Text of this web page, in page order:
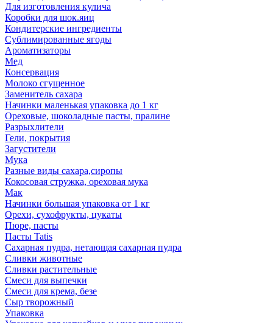
Для изготовления кулича
Коробки для шок.яиц
Кондитерские ингредиенты
Сублимированные ягоды
Ароматизаторы
Мед
Консервация
Молоко сгущенное
Заменитель сахара
Начинки маленькая упаковка до 1 кг
Ореховые, шоколадные пасты, пралине
Разрыхлители
Гели, покрытия
Загустители
Мука
Разные виды сахара,сиропы
Кокосовая стружка, ореховая мука
Мак
Начинки большая упаковка от 1 кг
Орехи, сухофрукты, цукаты
Пюре, пасты
Пасты Tatis
Сахарная пудра, нетающая сахарная пудра
Сливки животные
Сливки растительные
Смеси для выпечки
Смеси для крема, безе
Сыр творожный
Упаковка